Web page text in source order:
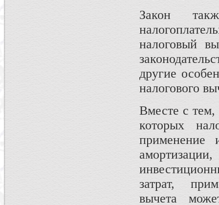
Закон
налоговый
другие
налогового
Вместе с тем,
которых
применение
затрат,
вычета